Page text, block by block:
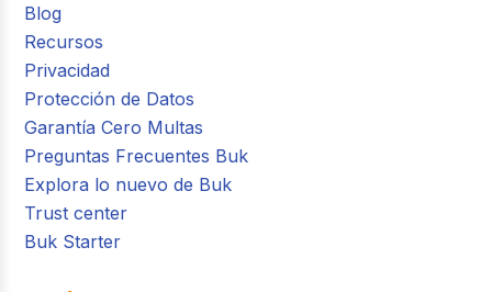
Blog
Recursos
Privacidad
Protección de Datos
Garantía Cero Multas
Preguntas Frecuentes Buk
Explora lo nuevo de Buk
Trust center
Buk Starter